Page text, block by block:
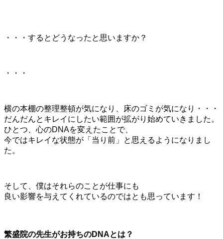
・・・するとどうなったと思いますか？
・・・
横の本棚の整理整頓が気になり、床のゴミが気になり・・・
だんだんとキレイにしたい範囲が拡がり始めていきました。
ひとつ、心のDNAを変えたことで、
今ではキレイな状態が「当り前」と思えるようになりまし
た。
そして、僕はそれらのことが仕事にも
良い影響を与えてくれているのではとも思っています！
繁盛院の先生がお持ちのDNAとは？